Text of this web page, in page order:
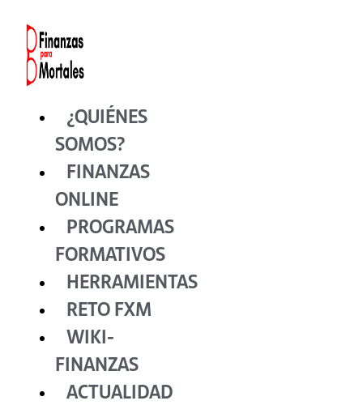
contenido
¿QUIÉNES
SOMOS?
FINANZAS
ONLINE
PROGRAMAS
FORMATIVOS
HERRAMIENTAS
RETO FXM
WIKI-
FINANZAS
ACTUALIDAD